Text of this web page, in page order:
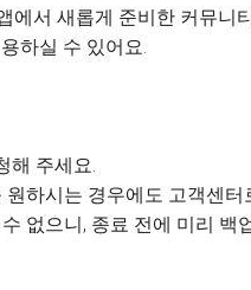
서 새롭게 준비한 커뮤니
하실 수 있어요.
해 주세요.
하시는 경우에도 고객센터
없으니, 종료 전에 미리 백